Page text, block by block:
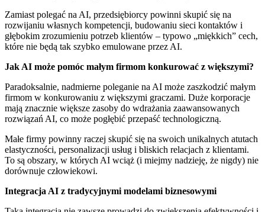
Zamiast polegać na AI, przedsiębiorcy powinni skupić się na
rozwijaniu własnych kompetencji, budowaniu sieci kontaktów i
głębokim zrozumieniu potrzeb klientów – typowo „miękkich” cech,
które nie będą tak szybko emulowane przez AI.
Jak AI może pomóc małym firmom konkurować z większymi?
Paradoksalnie, nadmierne poleganie na AI może zaszkodzić małym
firmom w konkurowaniu z większymi graczami. Duże korporacje
mają znacznie większe zasoby do wdrażania zaawansowanych
rozwiązań AI, co może pogłębić przepaść technologiczną.
Małe firmy powinny raczej skupić się na swoich unikalnych atutach
elastyczności, personalizacji usług i bliskich relacjach z klientami.
To są obszary, w których AI wciąż (i miejmy nadzieję, że nigdy) nie
dorównuje człowiekowi.
Integracja AI z tradycyjnymi modelami biznesowymi